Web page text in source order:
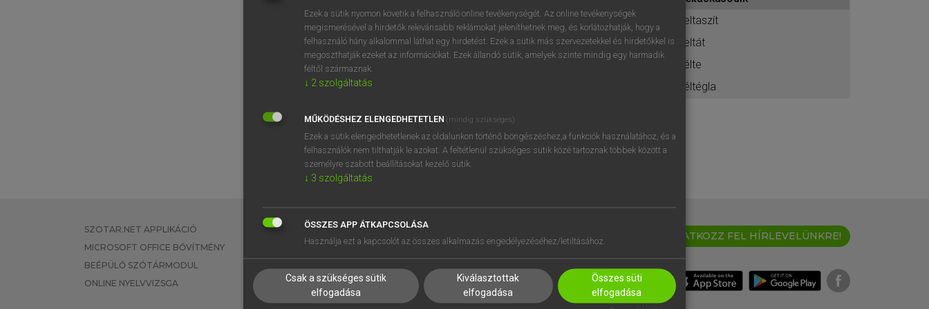
BELÉPÉS
próbaverziójának elindításához
regisztrálok ésbelépek.
REGISZTRÁCIÓ
feltaszít
feltát
félte
féltégla
SZOTAR.NET APPLIKÁCIÓ
MICROSOFT OFFICE BŐVÍTMÉNY
BEÉPÜLŐ SZÓTÁRMODUL
ONLINE NYELVVIZSGA
EGYÉNI FELHASZNÁLÓKNAK
TANULÓKNAK
VÁLLALATI MEGOLDÁSOK
SÚGÓ
RÓLUNK
SÜTI BEÁLLÍTÁSOK
IRATKOZZ FEL HÍRLEVELÜNKRE!
Ezek a sütik nyomon követik a felhasználó online tevékenységét. Az online tevékenységek
megismerésével a hirdetők relevánsabb reklámokat jeleníthetnek meg, és korlátozhatják, hogy a
felhasználó hány alkalommal láthat egy hirdetést. Ezek a sütik más szervezetekkel és hirdetőkkel is
megoszthatják ezeket az információkat. Ezek állandó sütik, amelyek szinte mindig egy harmadik
féltől származnak.
↓ 2 szolgáltatás
MŰKÖDÉSHEZ ELENGEDHETETLEN (mindig szükséges)
Ezek a sütik elengedhetetlenek az oldalunkon történő böngészéshez,a funkciók használatához, és a
felhasználók nem tilthatják le azokat. A feltétlenül szükséges sütik közé tartoznak többek között a
személyre szabott beállításokat kezelő sütik.
↓ 3 szolgáltatás
ÖSSZES APP ÁTKAPCSOLÁSA
Használja ezt a kapcsolót az összes alkalmazás engedélyezéséhez/letiltásához.
Csak a szükséges sütik
elfogadása
Kiválasztottak
elfogadása
Összes süti
elfogadása